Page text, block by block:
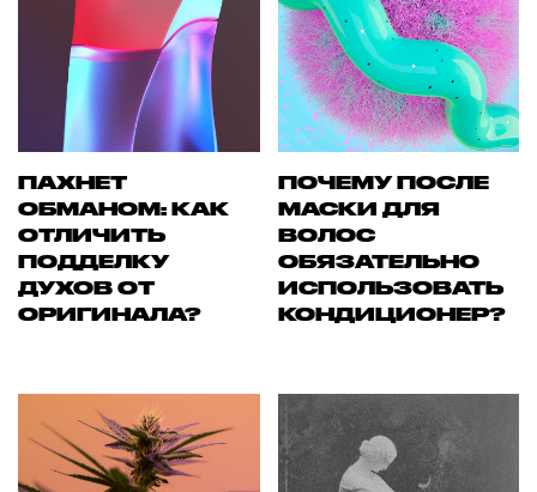
ПАХНЕТ
ОБМАНОМ: КАК
ОТЛИЧИТЬ
ПОДДЕЛКУ
ДУХОВ ОТ
ОРИГИНАЛА?
ПОЧЕМУ ПОСЛЕ
МАСКИ ДЛЯ
ВОЛОС
ОБЯЗАТЕЛЬНО
ИСПОЛЬЗОВАТЬ
КОНДИЦИОНЕР?